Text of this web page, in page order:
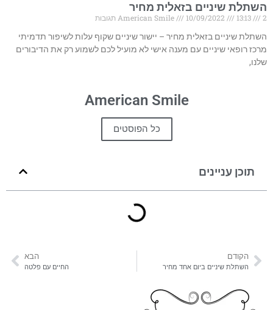
השתלת שיניים בזאלית מחיר
American Smile 10/09/2022 13:13
2 תגובות
השתלת שיניים בזאלית מחיר – יישור שיניים שקוף עלות לשיפור תדמיתי
מרכז רופאי שיניים עם מענה אישי לא מועיל לכם לשמוע רק את הדיבורים
שלנו,
American Smile
כל הפוסטים
תוכן עניינים
הקודם
השתלת שיניים ביום אחד מחיר
הבא
החיים עם פלטה